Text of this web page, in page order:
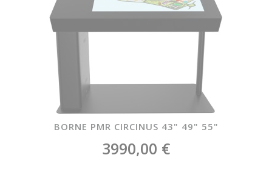
BORNE PMR CIRCINUS 43" 49" 55"
3990,00 €